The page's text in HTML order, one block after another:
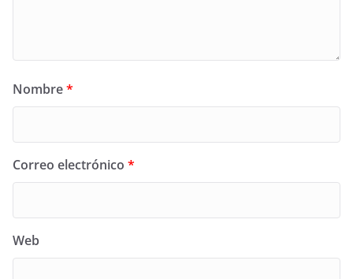
Nombre*
Correo electrónico *
Web